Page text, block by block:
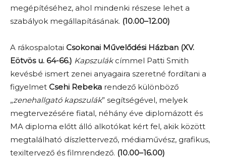
megépítéséhez, ahol mindenki részese lehet a
szabályok megállapításának. (10.00–12.00)
A rákospalotai Csokonai Művelődési Házban (XV.
Eötvös u. 64-66.) Kapszulákcímmel Patti Smith
kevésbé ismert zenei anyagaira szeretné fordítani a
figyelmet Csehi Rebeka rendező különböző
„zenehallgató kapszulák” segítségével, melyek
megtervezésére fiatal, néhány éve diplomázott és
MA diploma előtt álló alkotókat kért fel, akik között
megtalálható díszlettervező, médiaművész, grafikus,
texiltervező és filmrendező. (10.00–16.00)